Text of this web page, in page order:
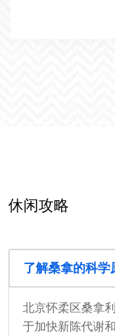
休闲攻略
了解桑拿的科学
北京怀柔区桑拿
于加快新陈代谢